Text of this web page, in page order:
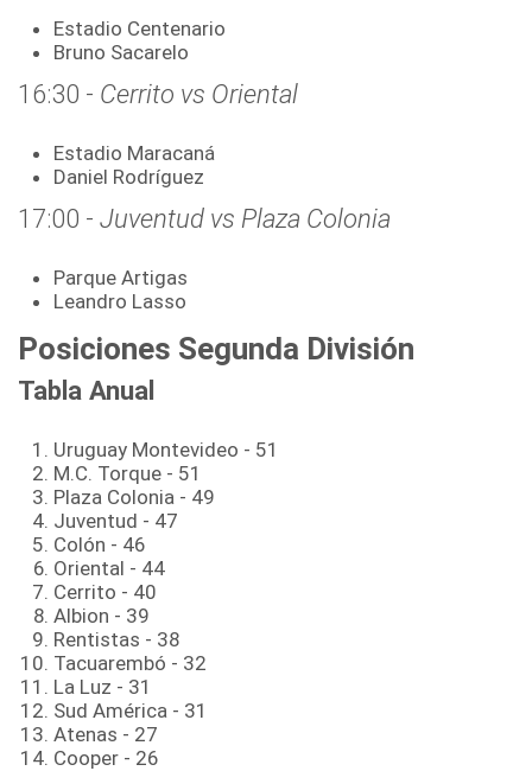
Estadio Centenario
Bruno Sacarelo
16:30 - Cerrito vs Oriental
Estadio Maracaná
Daniel Rodríguez
17:00 - Juventud vs Plaza Colonia
Parque Artigas
Leandro Lasso
Posiciones Segunda División
Tabla Anual
Uruguay Montevideo - 51
M.C. Torque - 51
Plaza Colonia - 49
Juventud - 47
Colón - 46
Oriental - 44
Cerrito - 40
Albion - 39
Rentistas - 38
Tacuarembó - 32
La Luz - 31
Sud América - 31
Atenas - 27
Cooper - 26